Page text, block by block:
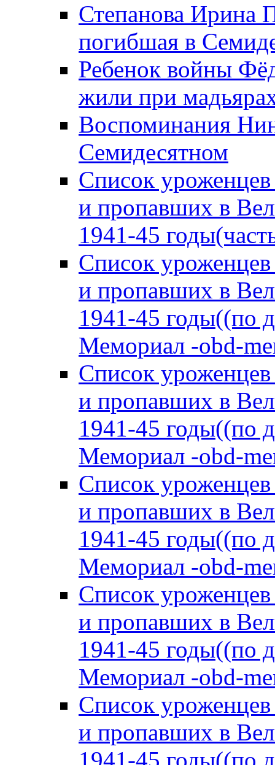
Степанова Ирина
погибшая в
Ребенок войны
жили при
Воспоминания
Семидесятном
Список
и пропавших в
1941-45
Список
и пропавших в
1941-45 годы((по
Мемориал -obd-
Список
и пропавших в
1941-45 годы((по
Мемориал -obd-
Список
и пропавших в
1941-45 годы((по
Мемориал -obd-
Список
и пропавших в
1941-45 годы((по
Мемориал -obd-
Список
и пропавших в